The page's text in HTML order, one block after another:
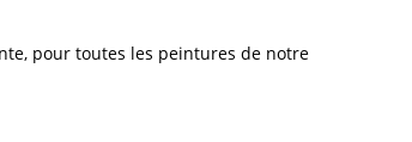
pour toutes les peintures de notre